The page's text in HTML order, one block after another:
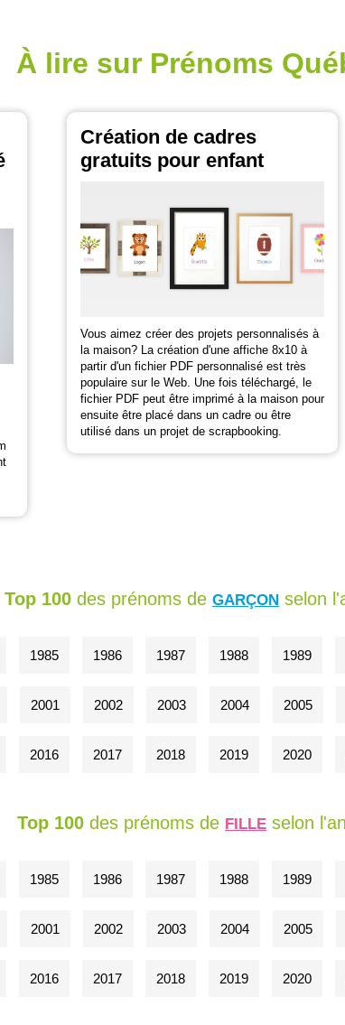
À lire sur Prénoms
Création de cadres
gratuits pour enfant
Vous aimez créer des projets personnalisés à
la maison? La création d'une affiche 8x10 à
partir d'un fichier PDF personnalisé est très
populaire sur le Web. Une fois téléchargé, le
fichier PDF peut être imprimé à la maison pour
ensuite être placé dans un cadre ou être
utilisé dans un projet de scrapbooking.
Top 100 des prénoms de GARÇON selon
1985 1986 1987 1988 1989
2001 2002 2003 2004 2005
2016 2017 2018 2019 2020
Top 100 des prénoms de FILLE selon
1985 1986 1987 1988 1989
2001 2002 2003 2004 2005
2016 2017 2018 2019 2020